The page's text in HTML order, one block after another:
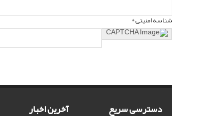
شناسه امنیتی *
دسترسی سریع آخرین اخبار